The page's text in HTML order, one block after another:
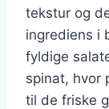
tekstur og
ingrediens i
fyldige
spinat, hvor
til de friske